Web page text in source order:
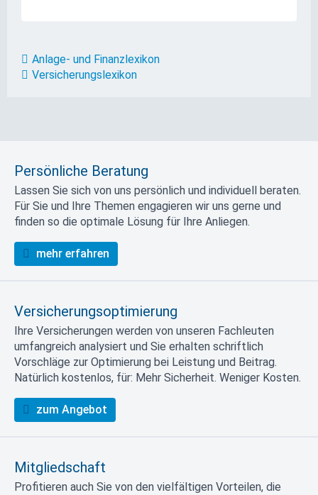
Anlage- und Finanzlexikon
Versicherungslexikon
Persönliche Beratung
Lassen Sie sich von uns persönlich und individuell beraten.
Für Sie und Ihre Themen engagieren wir uns gerne und
finden so die optimale Lösung für Ihre Anliegen.
mehr erfahren
Versicherungsoptimierung
Ihre Versicherungen werden von unseren Fachleuten
umfangreich analysiert und Sie erhalten schriftlich
Vorschläge zur Optimierung bei Leistung und Beitrag.
Natürlich kostenlos, für: Mehr Sicherheit. Weniger Kosten.
zum Angebot
Mitgliedschaft
Profitieren auch Sie von den vielfältigen Vorteilen, die